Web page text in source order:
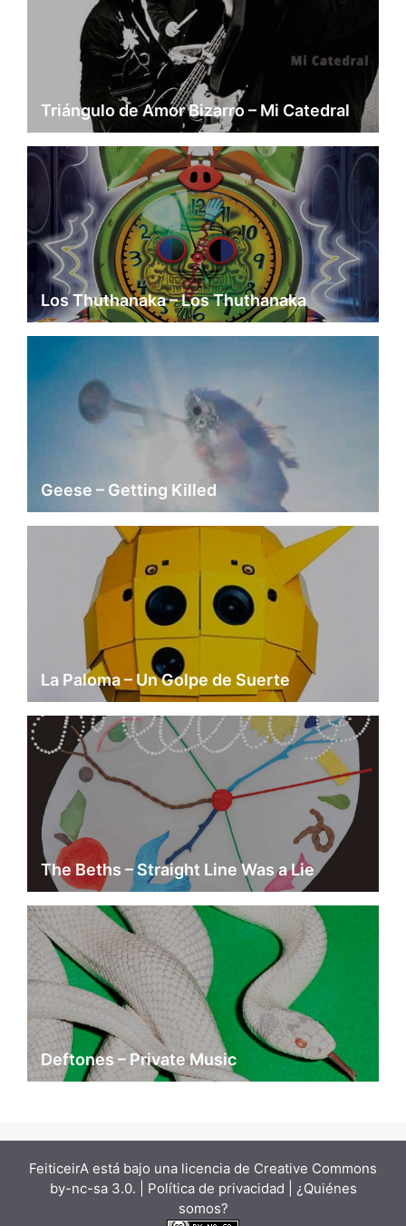
Triángulo de Amor Bizarro – Mi Catedral
Los Thuthanaka – Los Thuthanaka
Geese – Getting Killed
La Paloma – Un Golpe de Suerte
The Beths – Straight Line Was a Lie
Deftones – Private Music
FeiticeirA está bajo una licencia de Creative Commons
by-nc-sa 3.0. | Política de privacidad | ¿Quiénes
somos?